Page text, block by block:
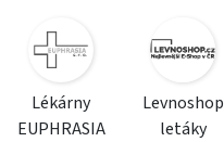
Lékárny
EUPHRASIA
Levnoshop
letáky